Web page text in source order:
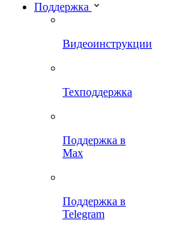
Поддержка
Видеоинструкции
Техподдержка
Поддержка в
Max
Поддержка в
Telegram